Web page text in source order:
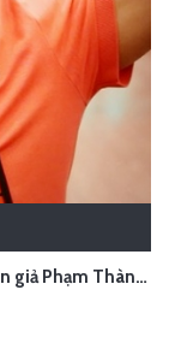
Quay dựng video tiệc sinh nhật Luật sư - diễn giả Phạm Thành Long